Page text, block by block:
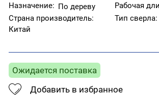
Назначение: По дереву Рабочая
Страна производитель:
Китай
Тип сверла:
Ожидается поставка
Добавить в избранное